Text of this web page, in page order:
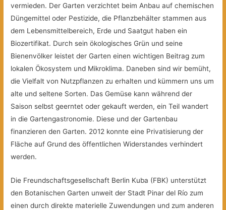
vermieden. Der Garten verzichtet beim Anbau auf chemischen
Düngemittel oder Pestizide, die Pflanzbehälter stammen aus
dem Lebensmittelbereich, Erde und Saatgut haben ein
Biozertifikat. Durch sein ökologisches Grün und seine
Bienenvölker leistet der Garten einen wichtigen Beitrag zum
lokalen Ökosystem und Mikroklima. Daneben sind wir bemüht,
die Vielfalt von Nutzpflanzen zu erhalten und kümmern uns um
alte und seltene Sorten. Das Gemüse kann während der
Saison selbst geerntet oder gekauft werden, ein Teil wandert
in die Gartengastronomie. Diese und der Gartenbau
finanzieren den Garten. 2012 konnte eine Privatisierung der
Fläche auf Grund des öffentlichen Widerstandes verhindert
werden.
Die Freundschaftsgesellschaft Berlin Kuba (FBK) unterstützt
den Botanischen Garten unweit der Stadt Pinar del Río zum
einen durch direkte materielle Zuwendungen und zum anderen